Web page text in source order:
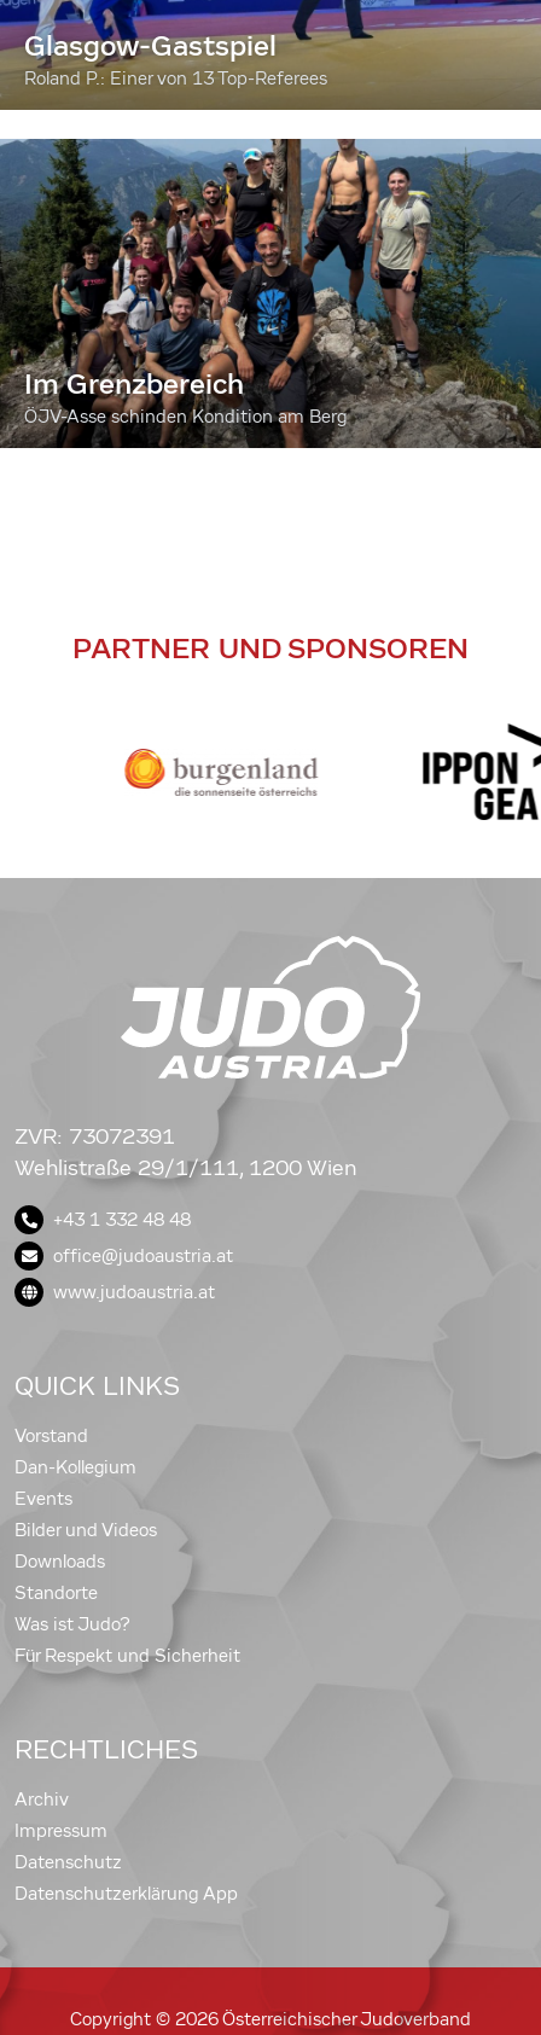
Glasgow-Gastspiel
Roland P.: Einer von 13 Top-Referees
Im Grenzbereich
ÖJV-Asse schinden Kondition am Berg
PARTNER UND SPONSOREN
ZVR: 73072391
Wehlistraße 29/1/111, 1200 Wien
+43 1 332 48 48
office@judoaustria.at
www.judoaustria.at
QUICK LINKS
Vorstand
Dan-Kollegium
Events
Bilder und Videos
Downloads
Standorte
Was ist Judo?
Für Respekt und Sicherheit
RECHTLICHES
Archiv
Impressum
Datenschutz
Datenschutzerklärung App
Copyright © 2026 Österreichischer Judoverband